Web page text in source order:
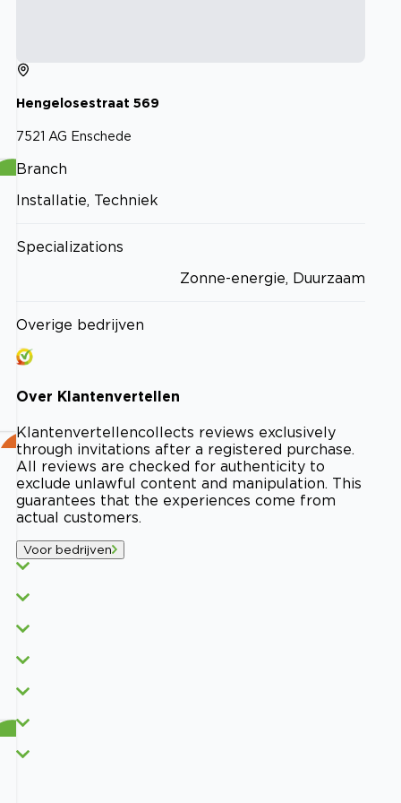
Hengelosestraat 569
7521 AG Enschede
Branch
Installatie, Techniek
Specializations
Zonne-energie, Duurzaam
Overige bedrijven
Over Klantenvertellen
Klantenvertellencollects reviews exclusively
through invitations after a registered purchase.
All reviews are checked for authenticity to
exclude unlawful content and manipulation. This
guarantees that the experiences come from
actual customers.
Voor bedrijven